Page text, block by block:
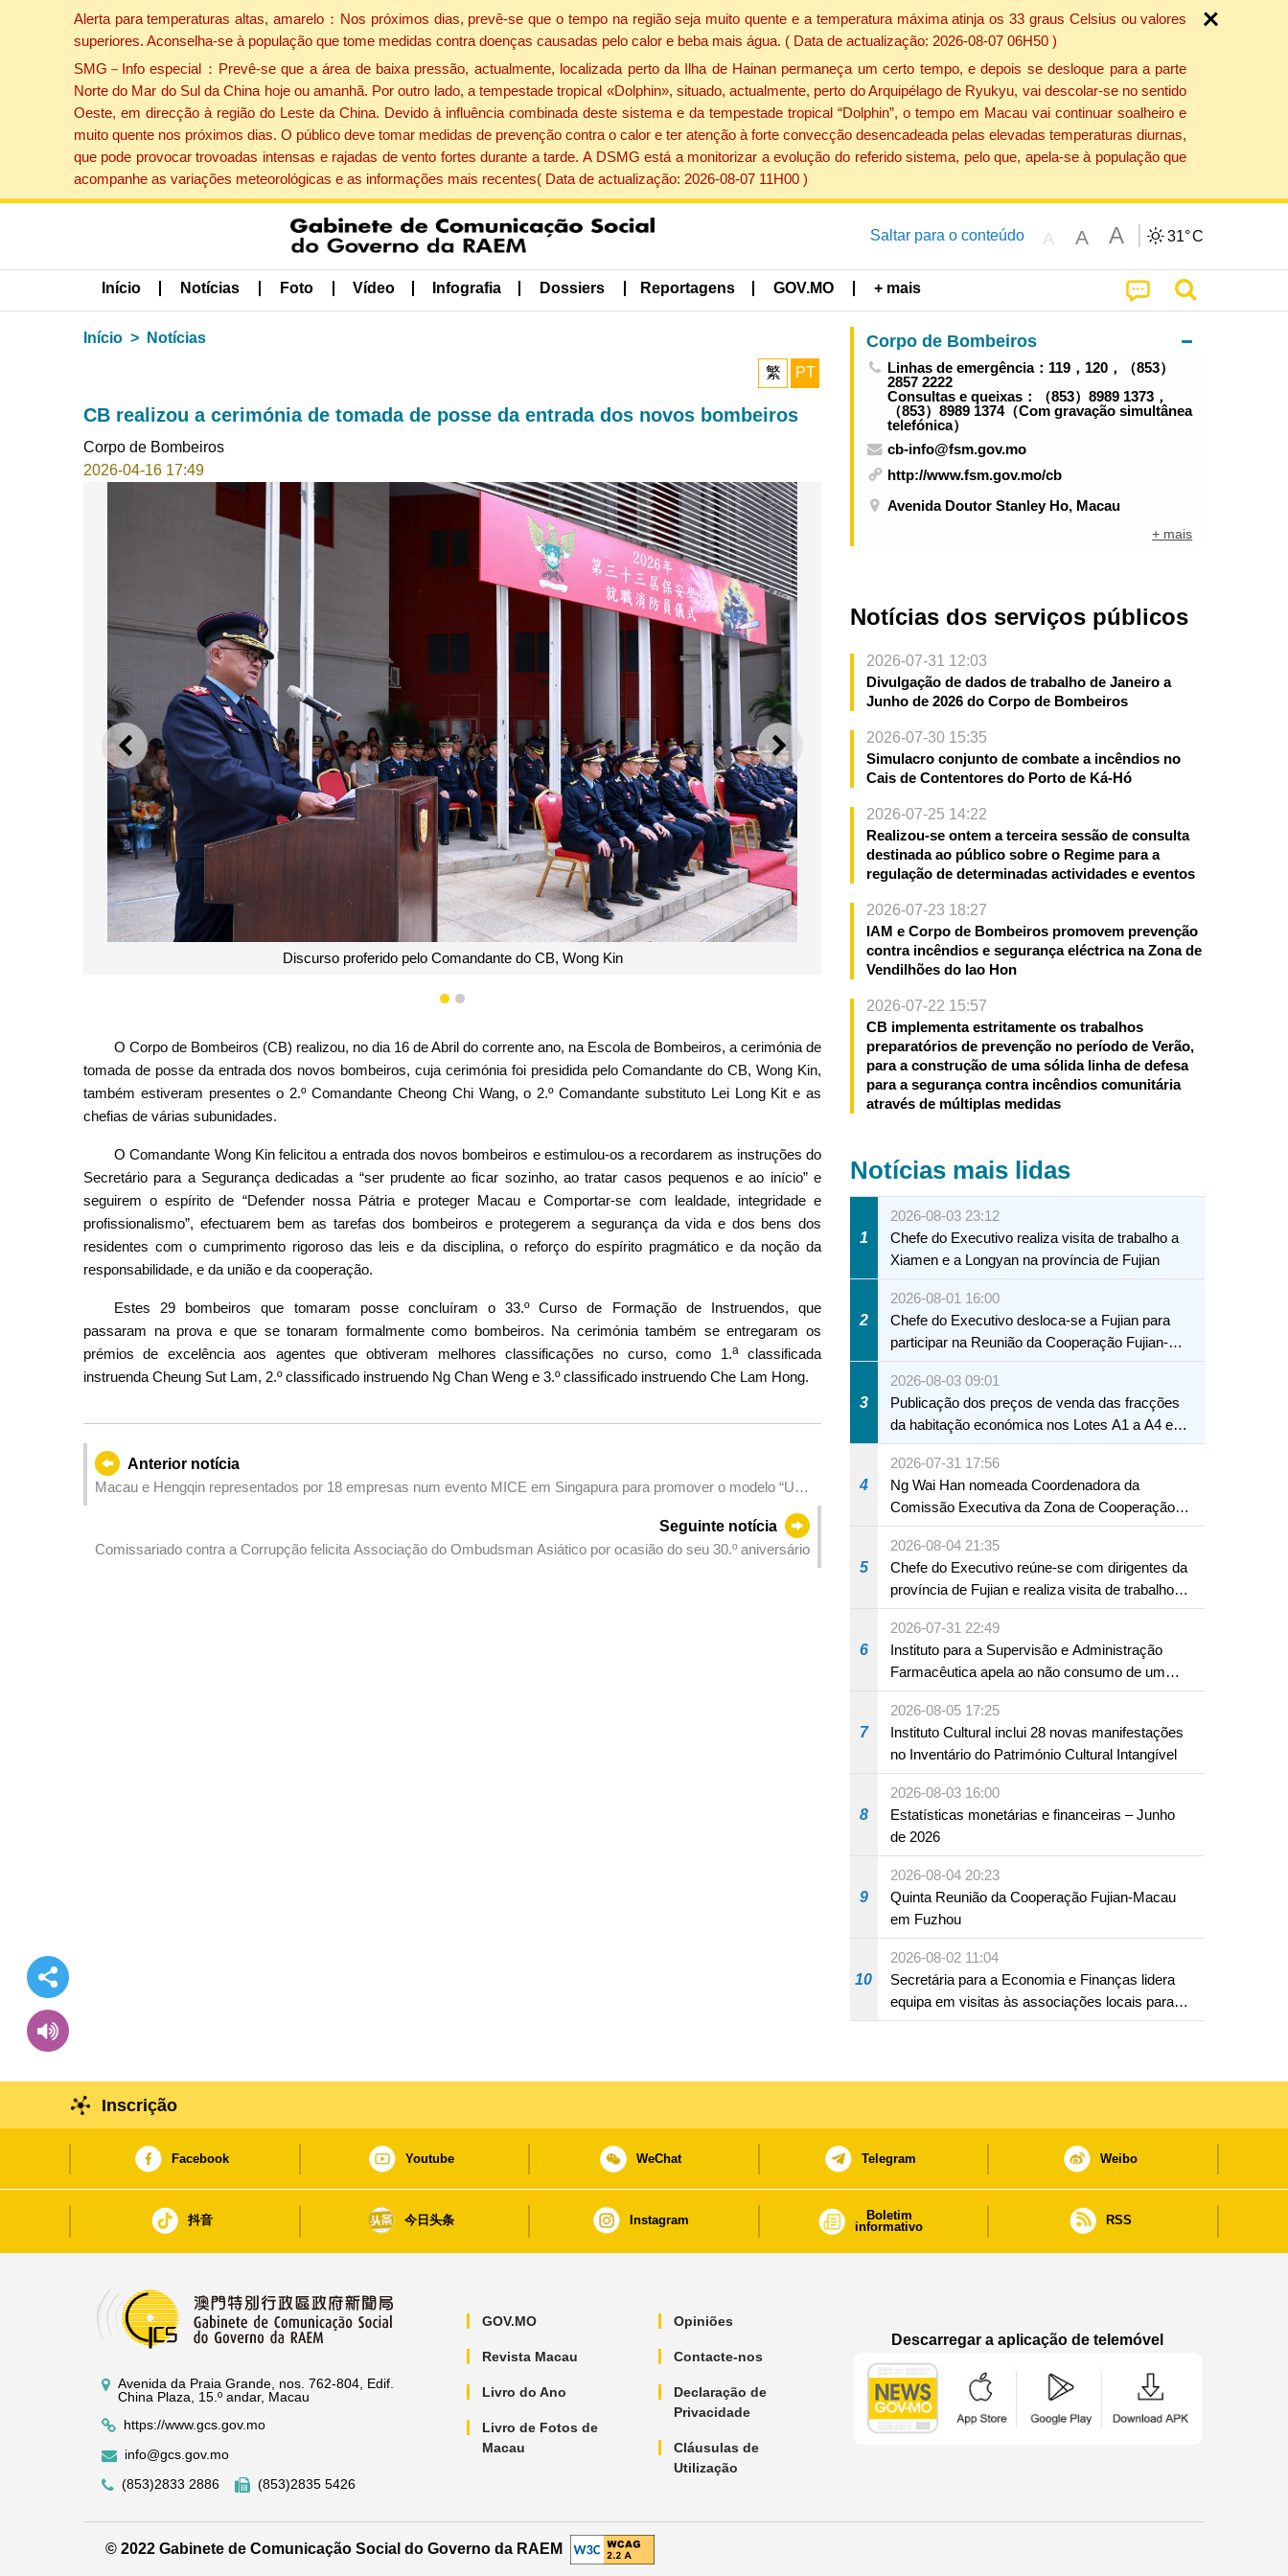
Alerta para temperaturas altas, amarelo：Nos próximos dias, prevê-se que o tempo na região seja muito quente e a temperatura máxima atinja os 33 graus Celsius ou valores
superiores. Aconselha-se à população que tome medidas contra doenças causadas pelo calor e beba mais água. ( Data de actualização: 2026-08-07 06H50 )
SMG－Info especial：Prevê-se que a área de baixa pressão, actualmente, localizada perto da Ilha de Hainan permaneça um certo tempo, e depois se desloque para a parte
Norte do Mar do Sul da China hoje ou amanhã. Por outro lado, a tempestade tropical «Dolphin», situado, actualmente, perto do Arquipélago de Ryukyu, vai descolar-se no sentido
Oeste, em direcção à região do Leste da China. Devido à influência combinada deste sistema e da tempestade tropical “Dolphin”, o tempo em Macau vai continuar soalheiro e
muito quente nos próximos dias. O público deve tomar medidas de prevenção contra o calor e ter atenção à forte convecção desencadeada pelas elevadas temperaturas diurnas,
que pode provocar trovoadas intensas e rajadas de vento fortes durante a tarde. A DSMG está a monitorizar a evolução do referido sistema, pelo que, apela-se à população que
acompanhe as variações meteorológicas e as informações mais recentes( Data de actualização: 2026-08-07 11H00 )
Saltar para o conteúdo A A A 31°C
Início Notícias Foto Vídeo Infografia Dossiers Reportagens GOV.MO + mais
Início Notícias
繁 PT
CB realizou a cerimónia de tomada de posse da entrada dos novos bombeiros
Corpo de Bombeiros
2026-04-16 17:49
ANTERIOR SEGUINTE
Fotografia de grupo dos dirigentes de direcção do CB, dos oficiais e dos bombeiros que tomaram posse
1 2
O Corpo de Bombeiros (CB) realizou, no dia 16 de Abril do corrente ano, na Escola de Bombeiros, a cerimónia de
tomada de posse da entrada dos novos bombeiros, cuja cerimónia foi presidida pelo Comandante do CB, Wong Kin,
também estiveram presentes o 2.º Comandante Cheong Chi Wang, o 2.º Comandante substituto Lei Long Kit e as
chefias de várias subunidades.
O Comandante Wong Kin felicitou a entrada dos novos bombeiros e estimulou-os a recordarem as instruções do
Secretário para a Segurança dedicadas a “ser prudente ao ficar sozinho, ao tratar casos pequenos e ao início” e
seguirem o espírito de “Defender nossa Pátria e proteger Macau e Comportar-se com lealdade, integridade e
profissionalismo”, efectuarem bem as tarefas dos bombeiros e protegerem a segurança da vida e dos bens dos
residentes com o cumprimento rigoroso das leis e da disciplina, o reforço do espírito pragmático e da noção da
responsabilidade, e da união e da cooperação.
Estes 29 bombeiros que tomaram posse concluíram o 33.º Curso de Formação de Instruendos, que
passaram na prova e que se tonaram formalmente como bombeiros. Na cerimónia também se entregaram os
prémios de excelência aos agentes que obtiveram melhores classificações no curso, como 1.aclassificada
instruenda Cheung Sut Lam, 2.º classificado instruendo Ng Chan Weng e 3.º classificado instruendo Che Lam Hong.
Anterior notícia
Macau e Hengqin representados por 18 empresas num evento MICE em Singapura para promover o modelo “Um
Seguinte notícia
Comissariado contra a Corrupção felicita Associação do Ombudsman Asiático por ocasião do seu 30.º aniversário
Corpo de Bombeiros
Linhas de emergência：119，120，（853）
2857 2222
Consultas e queixas：（853）8989 1373，
（853）8989 1374（Com gravação simultânea
telefónica）
cb-info@fsm.gov.mo
http://www.fsm.gov.mo/cb
Avenida Doutor Stanley Ho, Macau
+ mais
Notícias dos serviços públicos
2026-07-31 12:03
Divulgação de dados de trabalho de Janeiro a
Junho de 2026 do Corpo de Bombeiros
2026-07-30 15:35
Simulacro conjunto de combate a incêndios no
Cais de Contentores do Porto de Ká-Hó
2026-07-25 14:22
Realizou-se ontem a terceira sessão de consulta
destinada ao público sobre o Regime para a
regulação de determinadas actividades e eventos
2026-07-23 18:27
IAM e Corpo de Bombeiros promovem prevenção
contra incêndios e segurança eléctrica na Zona de
Vendilhões do Iao Hon
2026-07-22 15:57
CB implementa estritamente os trabalhos
preparatórios de prevenção no período de Verão,
para a construção de uma sólida linha de defesa
para a segurança contra incêndios comunitária
através de múltiplas medidas
Notícias mais lidas
1
2026-08-03 23:12
Chefe do Executivo realiza visita de trabalho a
Xiamen e a Longyan na província de Fujian
2
2026-08-01 16:00
Chefe do Executivo desloca-se a Fujian para
participar na Reunião da Cooperação Fujian-
Macau
3
2026-08-03 09:01
Publicação dos preços de venda das fracções
da habitação económica nos Lotes A1 a A4 e
A12 da Zona A dos Novos Aterros
4
2026-07-31 17:56
Ng Wai Han nomeada Coordenadora da
Comissão Executiva da Zona de Cooperação
Aprofundada entre Guangdong e Macau em
Hengqin
5
2026-08-04 21:35
Chefe do Executivo reúne-se com dirigentes da
província de Fujian e realiza visita de trabalho
em Fuzhou
6
2026-07-31 22:49
Instituto para a Supervisão e Administração
Farmacêutica apela ao não consumo de um
produto com substâncias medicamentosas
ocidentais
7
2026-08-05 17:25
Instituto Cultural inclui 28 novas manifestações
no Inventário do Património Cultural Intangível
8
2026-08-03 16:00
Estatísticas monetárias e financeiras – Junho
de 2026
9
2026-08-04 20:23
Quinta Reunião da Cooperação Fujian-Macau
em Fuzhou
10
2026-08-02 11:04
Secretária para a Economia e Finanças lidera
equipa em visitas às associações locais para
consolidar consensos e promover os trabalhos
Inscrição
Facebook Youtube WeChat Telegram Weibo
抖音 今日头条 Instagram
Boletim
informativo
RSS
Avenida da Praia Grande, nos. 762-804, Edif.
China Plaza, 15.º andar, Macau
https://www.gcs.gov.mo
info@gcs.gov.mo
(853)2833 2886
(853)2835 5426
GOV.MO
Revista Macau
Livro do Ano
Livro de Fotos de
Macau
Opiniões
Contacte-nos
Declaração de
Privacidade
Cláusulas de
Utilização
Descarregar a aplicação de telemóvel
© 2022 Gabinete de Comunicação Social do Governo da RAEM